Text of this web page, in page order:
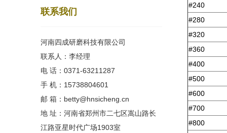
联系我们
河南四成研磨科技有限公司
联系人：李经理
电 话：0371-63211287
手 机：15738804601
邮 箱：betty@hnsicheng.cn
地 址：河南省郑州市二七区嵩山路长
江路亚星时代广场1903室
#240
#280
#320
#360
#400
#500
#600
#700
#800